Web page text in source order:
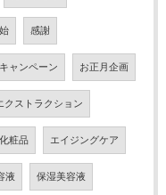
感謝
ャンペーン お正月企画
クストラクション
粧品 エイジングケア
液 保湿美容液